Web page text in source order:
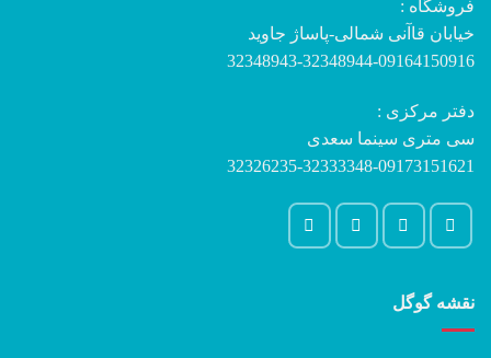
شمالی-پاساژ جاوید
32348943-32348944-
سعدی
32326235-32333348-